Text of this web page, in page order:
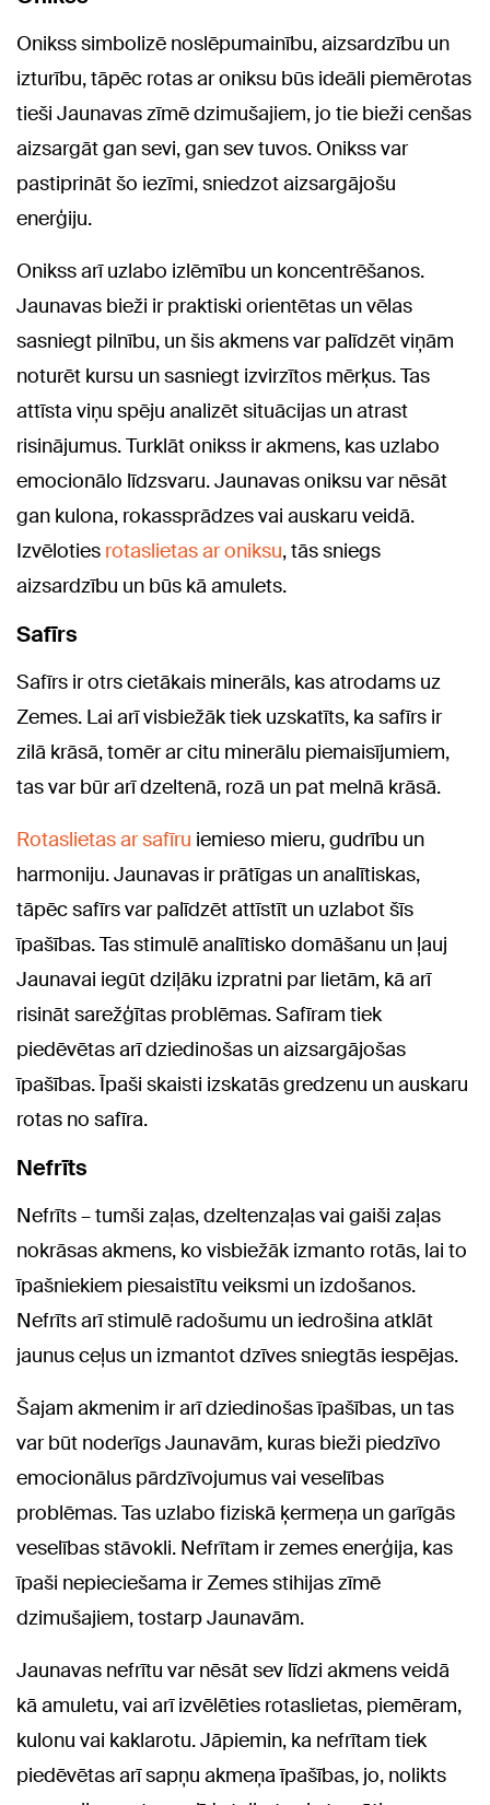
Onikss simbolizē noslēpumainību, aizsardzību un
izturību, tāpēc rotas ar oniksu būs ideāli piemērotas
tieši Jaunavas zīmē dzimušajiem, jo tie bieži cenšas
aizsargāt gan sevi, gan sev tuvos. Onikss var
pastiprināt šo iezīmi, sniedzot aizsargājošu
enerģiju.
Onikss arī uzlabo izlēmību un koncentrēšanos.
Jaunavas bieži ir praktiski orientētas un vēlas
sasniegt pilnību, un šis akmens var palīdzēt viņām
noturēt kursu un sasniegt izvirzītos mērķus. Tas
attīsta viņu spēju analizēt situācijas un atrast
risinājumus. Turklāt onikss ir akmens, kas uzlabo
emocionālo līdzsvaru. Jaunavas oniksu var nēsāt
gan kulona, rokassprādzes vai auskaru veidā.
Izvēloties rotaslietas ar oniksu, tās sniegs
aizsardzību un būs kā amulets.
Safīrs
Safīrs ir otrs cietākais minerāls, kas atrodams uz
Zemes. Lai arī visbiežāk tiek uzskatīts, ka safīrs ir
zilā krāsā, tomēr ar citu minerālu piemaisījumiem,
tas var būr arī dzeltenā, rozā un pat melnā krāsā.
Rotaslietas ar safīru iemieso mieru, gudrību un
harmoniju. Jaunavas ir prātīgas un analītiskas,
tāpēc safīrs var palīdzēt attīstīt un uzlabot šīs
īpašības. Tas stimulē analītisko domāšanu un ļauj
Jaunavai iegūt dziļāku izpratni par lietām, kā arī
risināt sarežģītas problēmas. Safīram tiek
piedēvētas arī dziedinošas un aizsargājošas
īpašības. Īpaši skaisti izskatās gredzenu un auskaru
rotas no safīra.
Nefrīts
Nefrīts – tumši zaļas, dzeltenzaļas vai gaiši zaļas
nokrāsas akmens, ko visbiežāk izmanto rotās, lai to
īpašniekiem piesaistītu veiksmi un izdošanos.
Nefrīts arī stimulē radošumu un iedrošina atklāt
jaunus ceļus un izmantot dzīves sniegtās iespējas.
Šajam akmenim ir arī dziedinošas īpašības, un tas
var būt noderīgs Jaunavām, kuras bieži piedzīvo
emocionālus pārdzīvojumus vai veselības
problēmas. Tas uzlabo fiziskā ķermeņa un garīgās
veselības stāvokli. Nefrītam ir zemes enerģija, kas
īpaši nepieciešama ir Zemes stihijas zīmē
dzimušajiem, tostarp Jaunavām.
Jaunavas nefrītu var nēsāt sev līdzi akmens veidā
kā amuletu, vai arī izvēlēties rotaslietas, piemēram,
kulonu vai kaklarotu. Jāpiemin, ka nefrītam tiek
piedēvētas arī sapņu akmeņa īpašības, jo, nolikts